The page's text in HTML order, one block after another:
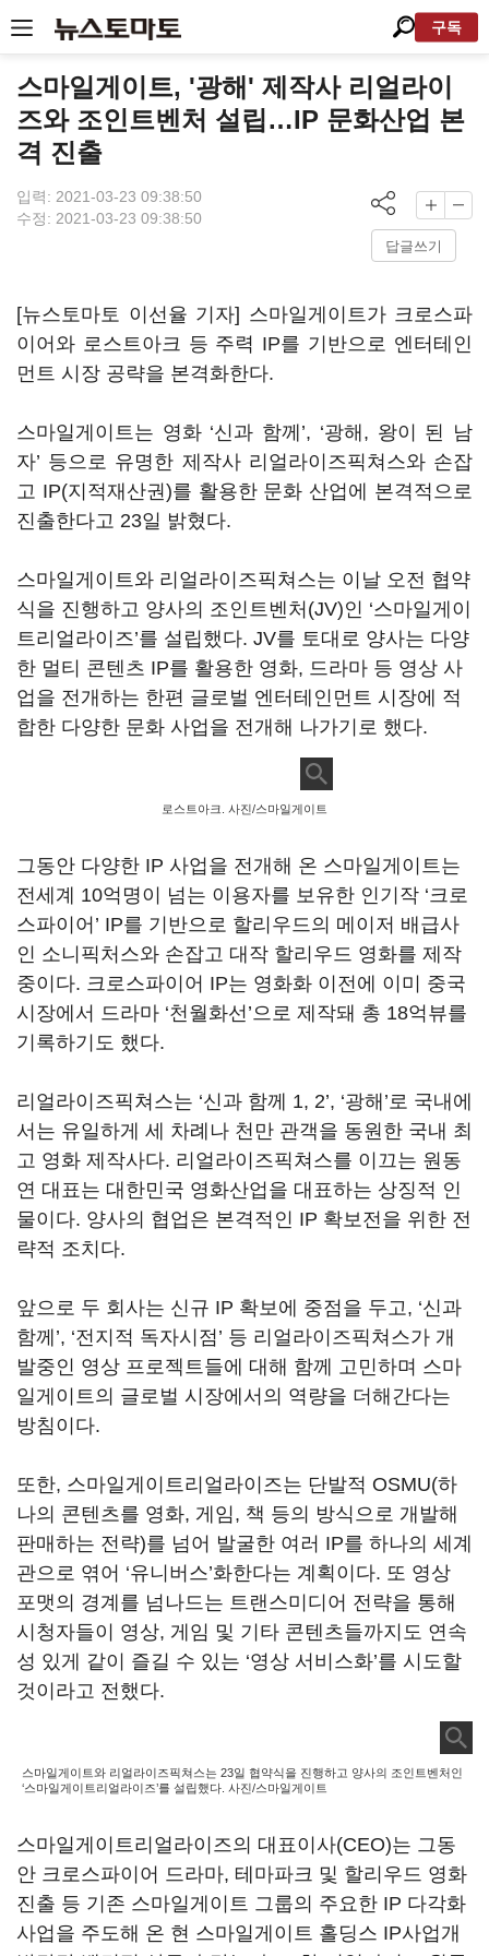
구독
스마일게이트, '광해' 제작사 리얼라이
즈와 조인트벤처 설립…IP 문화산업 본
격 진출
입력: 2021-03-23 09:38:50
수정: 2021-03-23 09:38:50
답글쓰기
[뉴스토마토 이선율 기자] 스마일게이트가 크로스파
이어와 로스트아크 등 주력 IP를 기반으로 엔터테인
먼트 시장 공략을 본격화한다.
스마일게이트는 영화 ‘신과 함께’, ‘광해, 왕이 된 남
자’ 등으로 유명한 제작사 리얼라이즈픽쳐스와 손잡
고 IP(지적재산권)를 활용한 문화 산업에 본격적으로
진출한다고 23일 밝혔다.
스마일게이트와 리얼라이즈픽쳐스는 이날 오전 협약
식을 진행하고 양사의 조인트벤처(JV)인 ‘스마일게이
트리얼라이즈’를 설립했다. JV를 토대로 양사는 다양
한 멀티 콘텐츠 IP를 활용한 영화, 드라마 등 영상 사
업을 전개하는 한편 글로벌 엔터테인먼트 시장에 적
합한 다양한 문화 사업을 전개해 나가기로 했다.
로스트아크. 사진/스마일게이트
그동안 다양한 IP 사업을 전개해 온 스마일게이트는
전세계 10억명이 넘는 이용자를 보유한 인기작 ‘크로
스파이어’ IP를 기반으로 할리우드의 메이저 배급사
인 소니픽처스와 손잡고 대작 할리우드 영화를 제작
중이다. 크로스파이어 IP는 영화화 이전에 이미 중국
시장에서 드라마 ‘천월화선’으로 제작돼 총 18억뷰를
기록하기도 했다.
리얼라이즈픽쳐스는 ‘신과 함께 1, 2’, ‘광해’로 국내에
서는 유일하게 세 차례나 천만 관객을 동원한 국내 최
고 영화 제작사다. 리얼라이즈픽쳐스를 이끄는 원동
연 대표는 대한민국 영화산업을 대표하는 상징적 인
물이다. 양사의 협업은 본격적인 IP 확보전을 위한 전
략적 조치다.
앞으로 두 회사는 신규 IP 확보에 중점을 두고, ‘신과
함께’, ‘전지적 독자시점’ 등 리얼라이즈픽쳐스가 개
발중인 영상 프로젝트들에 대해 함께 고민하며 스마
일게이트의 글로벌 시장에서의 역량을 더해간다는
방침이다.
또한, 스마일게이트리얼라이즈는 단발적 OSMU(하
나의 콘텐츠를 영화, 게임, 책 등의 방식으로 개발해
판매하는 전략)를 넘어 발굴한 여러 IP를 하나의 세계
관으로 엮어 ‘유니버스’화한다는 계획이다. 또 영상
포맷의 경계를 넘나드는 트랜스미디어 전략을 통해
시청자들이 영상, 게임 및 기타 콘텐츠들까지도 연속
성 있게 같이 즐길 수 있는 ‘영상 서비스화’를 시도할
것이라고 전했다.
스마일게이트와 리얼라이즈픽쳐스는 23일 협약식을 진행하고 양사의 조인트벤처인
‘스마일게이트리얼라이즈’를 설립했다. 사진/스마일게이트
스마일게이트리얼라이즈의 대표이사(CEO)는 그동
안 크로스파이어 드라마, 테마파크 및 할리우드 영화
진출 등 기존 스마일게이트 그룹의 주요한 IP 다각화
사업을 주도해 온 현 스마일게이트 홀딩스 IP사업개